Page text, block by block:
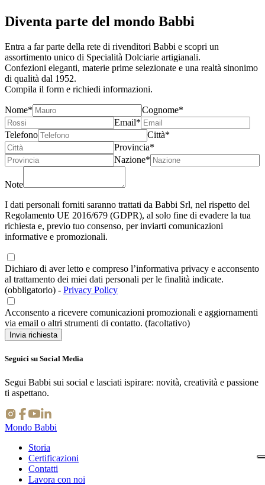
Diventa parte del mondo Babbi
Entra a far parte della rete di rivenditori Babbi e scopri un
assortimento unico di Specialità Dolciarie artigianali.
Confezioni eleganti, materie prime selezionate e una realtà sinonimo
di qualità dal 1952.
Compila il form e richiedi informazioni.
Nome*
Cognome*
Email*
Telefono
Città*
Provincia*
Nazione*
Note
I dati personali forniti saranno trattati da Babbi Srl, nel rispetto del
Regolamento UE 2016/679 (GDPR), al solo fine di evadere la tua
richiesta e, previo tuo consenso, per inviarti comunicazioni
informative e promozionali.
Dichiaro di aver letto e compreso l’informativa privacy e acconsento
al trattamento dei miei dati personali per le finalità indicate.
(obbligatorio) - Privacy Policy
Acconsento a ricevere comunicazioni promozionali e aggiornamenti
via email o altri strumenti di contatto. (facoltativo)
Invia richiesta
Seguici su Social Media
Segui Babbi sui social e lasciati ispirare: novità, creatività e passione
ti aspettano.
Mondo Babbi
Storia
Certificazioni
Contatti
Lavora con noi